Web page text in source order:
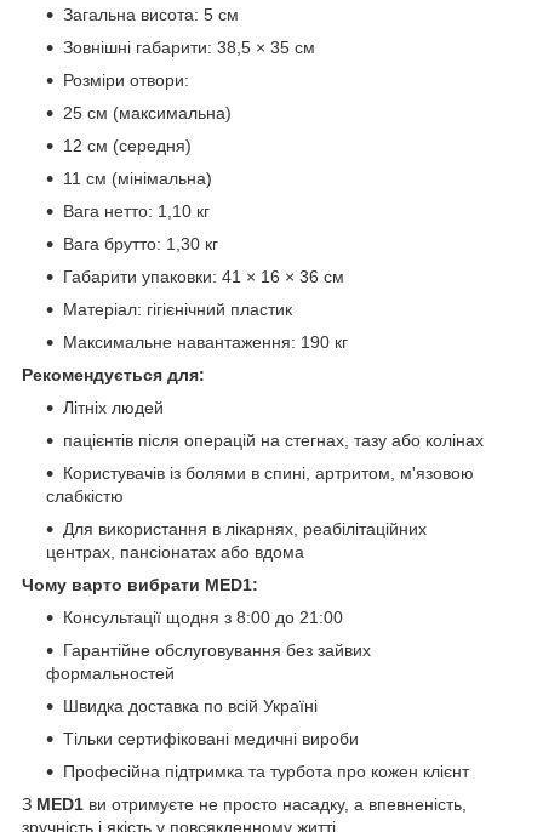
Загальна висота: 5 см
Зовнішні габарити: 38,5 × 35 см
Розміри отвори:
25 см (максимальна)
12 см (середня)
11 см (мінімальна)
Вага нетто: 1,10 кг
Вага брутто: 1,30 кг
Габарити упаковки: 41 × 16 × 36 см
Матеріал: гігієнічний пластик
Максимальне навантаження: 190 кг
Рекомендується для:
Літніх людей
пацієнтів після операцій на стегнах, тазу або колінах
Користувачів із болями в спині, артритом, м'язовою
слабкістю
Для використання в лікарнях, реабілітаційних
центрах, пансіонатах або вдома
Чому варто вибрати MED1:
Консультації щодня з 8:00 до 21:00
Гарантійне обслуговування без зайвих
формальностей
Швидка доставка по всій Україні
Тільки сертифіковані медичні вироби
Професійна підтримка та турбота про кожен клієнт
З MED1 ви отримуєте не просто насадку, а впевненість,
зручність і якість у повсякденному житті.